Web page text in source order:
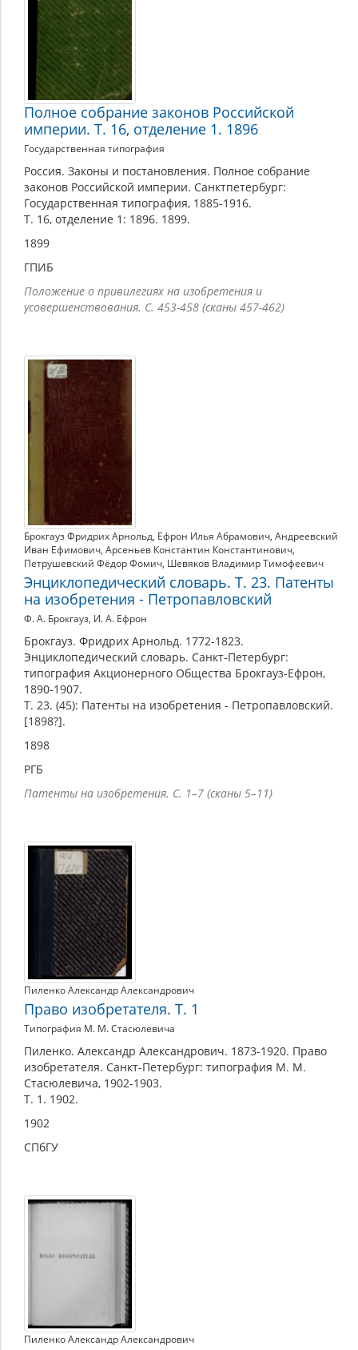
Полное собрание законов Российской
империи. Т. 16, отделение 1. 1896
Государственная типография
Россия. Законы и постановления. Полное собрание
законов Российской империи. Санктпетербург:
Государственная типография, 1885-1916.
Т. 16, отделение 1: 1896. 1899.
1899
ГПИБ
Положение о привилегиях на изобретения и
усовершенствования. С. 453-458 (сканы 457-462)
Брокгауз Фридрих Арнольд, Ефрон Илья Абрамович, Андреевский
Иван Ефимович, Арсеньев Константин Константинович,
Петрушевский Фёдор Фомич, Шевяков Владимир Тимофеевич
Энциклопедический словарь. Т. 23. Патенты
на изобретения - Петропавловский
Ф. А. Брокгауз, И. А. Ефрон
Брокгауз. Фридрих Арнольд. 1772-1823.
Энциклопедический словарь. Санкт-Петербург:
типография Акционерного Общества Брокгауз-Ефрон,
1890-1907.
Т. 23. (45): Патенты на изобретения - Петропавловский.
[1898?].
1898
РГБ
Патенты на изобретения. С. 1–7 (сканы 5–11)
Пиленко Александр Александрович
Право изобретателя. Т. 1
Типография М. М. Стасюлевича
Пиленко. Александр Александрович. 1873-1920. Право
изобретателя. Санкт-Петербург: типография М. М.
Стасюлевича, 1902-1903.
Т. 1. 1902.
1902
СПбГУ
Пиленко Александр Александрович